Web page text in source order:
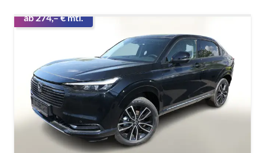
ab 274,– € mtl.